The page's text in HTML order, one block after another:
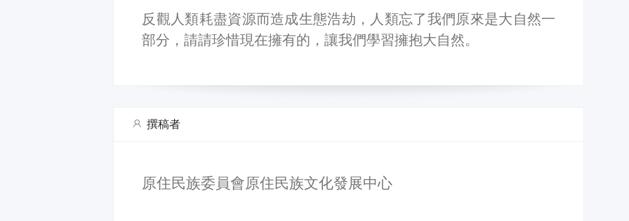
反觀人類耗盡資源而造成生態浩劫，人類忘了我們原來是大自然一
部分，請請珍惜現在擁有的，讓我們學習擁抱大自然。
撰稿者
原住民族委員會原住民族文化發展中心